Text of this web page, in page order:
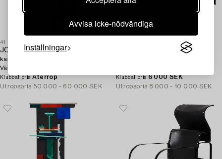
Avvisa icke-nödvändiga
Inställningar
41
JONAS BOHLIN,
karmstol, "Concrete", Källemo AB,
Värnamo 1981.
Klubbat pris Återrop
Utropspris 50 000 - 60 000 SEK
Klubbat pris 6 000 SEK
Utropspris 8 000 - 10 000 SEK